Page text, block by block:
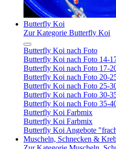
Butterfly Koi
Zur Kategorie Butterfly Koi
Butterfly Koi nach Foto
Butterfly Koi nach Foto 14-
Butterfly Koi nach Foto 17-
Butterfly Koi nach Foto 20-
Butterfly Koi nach Foto 25-
Butterfly Koi nach Foto 30-
Butterfly Koi nach Foto 35-
Butterfly Koi Farbmix
Butterfly Koi Farbmix
Butterfly Koi Angebote
Muscheln, Schnecken &